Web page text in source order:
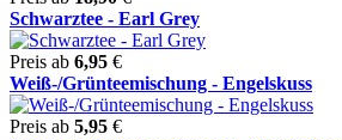
Schwarztee - Earl Grey
Preis ab 6,95 €
Weiß-/Grünteemischung - Engelskuss
Preis ab 5,95 €